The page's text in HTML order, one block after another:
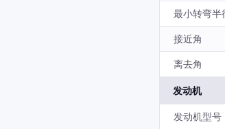
最小转弯半
接近角
离去角
发动机
发动机型号